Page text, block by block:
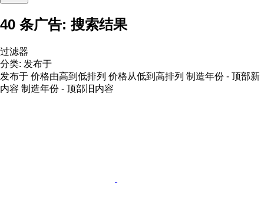
40 条广告:搜索结果
过滤器
分类: 发布于
发布于 价格由高到低排列 价格从低到高排列 制造年份 - 顶部新
内容 制造年份 - 顶部旧内容